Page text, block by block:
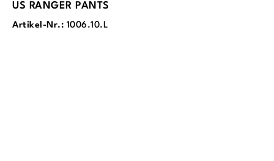
US RANGER PANTS
Artikel-Nr.: 1006.10.L